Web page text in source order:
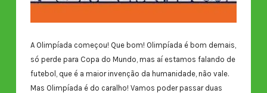
A Olimpíada começou! Que bom! Olimpíada é bom demais,
só perde para Copa do Mundo, mas aí estamos falando de
futebol, que é a maior invenção da humanidade, não vale.
Mas Olimpíada é do caralho! Vamos poder passar duas